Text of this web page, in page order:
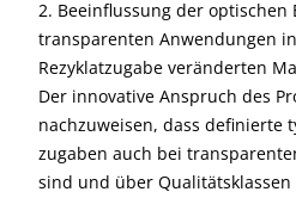
2. Beeinflussung der optischen
transparenten Anwendungen
Rezyklatzugabe veränderten
Der innovative Anspruch des
nachzuweisen, dass definierte
zugaben auch bei
sind und über Qualitätsklassen